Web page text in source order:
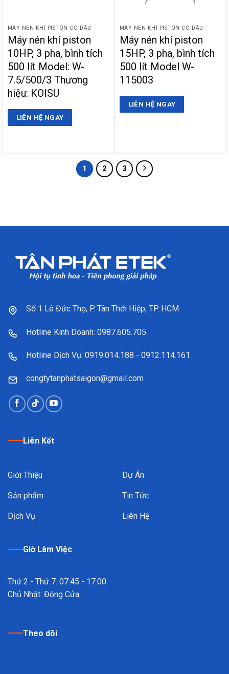
MÁY NÉN KHÍ PISTON CÓ DẦU
Máy nén khí piston
10HP, 3 pha, bình tích
500 lít Model: W-
7.5/500/3 Thương
hiệu: KOISU
LIÊN HỆ NGAY
MÁY NÉN KHÍ PISTON CÓ DẦU
Máy nén khí piston
15HP, 3 pha, bình tích
500 lít Model W-
115003
LIÊN HỆ NGAY
1 2 3
Số 1 Lê Đức Thọ, P. Tân Thới Hiệp, TP. HCM
Hotline Kinh Doanh: 0987.605.705
Hotline Dịch Vụ: 0919.014.188 - 0912.114.161
congtytanphatsaigon@gmail.com
Liên Kết
Giới Thiệu
Sản phẩm
Dịch Vụ
Dự Án
Tin Tức
Liên Hệ
Giờ Làm Việc
Thứ 2 - Thứ 7: 07:45 - 17:00
Chủ Nhật: Đóng Cửa
Theo dõi